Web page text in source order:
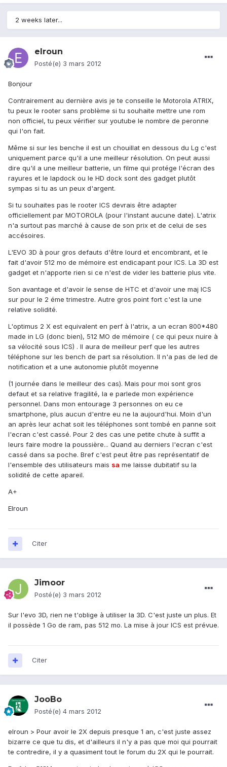
2 weeks later...
elroun
Posté(e) 3 mars 2012
Bonjour
Contrairement au dernière avis je te conseille le Motorola ATRIX,
tu peux le rooter sans problème si tu souhaite mettre une rom
non officiel, tu peux vérifier sur youtube le nombre de peronne
qui l'on fait.
Même si sur les benche il est un chouillat en dessous du Lg c'est
uniquement parce qu'il a une meilleur résolution. On peut aussi
dire qu'il a une meilleur batterie, un filme qui protége l'écran des
rayures et le lapdock ou le HD dock sont des gadget plutôt
sympas si tu as un peux d'argent.
Si tu souhaites pas le rooter ICS devrais être adapter
officiellement par MOTOROLA (pour l'instant aucune date). L'atrix
n'a surtout pas marché à cause de son prix et de celui de ses
accésoires.
L'EVO 3D à pour gros defauts d'être lourd et encombrant, et le
fait d'avoir 512 mo de mémoire est endicapant pour ICS. La 3D est
gadget et n'apporte rien si ce n'est de vider les batterie plus vite.
Son avantage et d'avoir le sense de HTC et d'avoir une maj ICS
sur pour le 2 éme trimestre. Autre gros point fort c'est la une
relative solidité.
L'optimus 2 X est equivalent en perf à l'atrix, a un ecran 800*480
made in LG (donc bien), 512 MO de mémoire ( ce qui peux nuire à
sa vélocité sous ICS) . Il aura de meilleur perf que les autres
téléphone sur les bench de part sa résolution. Il n'a pas de led de
notification et a une autonomie plutôt moyenne
(1 journée dans le meilleur des cas). Mais pour moi sont gros
defaut et sa relative fragilité, la e parlede mon expérience
personnel. Dans mon entourage 3 personnes on eu ce
smartphone, plus aucun d'entre eu ne la aujourd'hui. Moin d'un
an après leur achat soit les téléphones sont tombé en panne soit
l'ecran c'est cassé. Pour 2 des cas une petite chute à suffit a
leurs faire modre la poussière... Quand au derniers l'ecran c'est
cassé dans sa poche. Bref c'est peut être pas représentatif de
l'ensemble des utilisateurs mais sa me laisse dubitatif su la
solidité de cette apareil.
A+
Elroun
Citer
Jimoor
Posté(e) 3 mars 2012
Sur l'evo 3D, rien ne t'oblige à utiliser la 3D. C'est juste un plus. Et
il possède 1 Go de ram, pas 512 mo. La mise à jour ICS est prévue.
Citer
JooBo
Posté(e) 4 mars 2012
elroun > Pour avoir le 2X depuis presque 1 an, c'est juste assez
bizarre ce que tu dis, et d'ailleurs il n'y a pas que moi qui pourrait
te contredire, il y a quasiment tout le forum du 2X qui le pourrait.